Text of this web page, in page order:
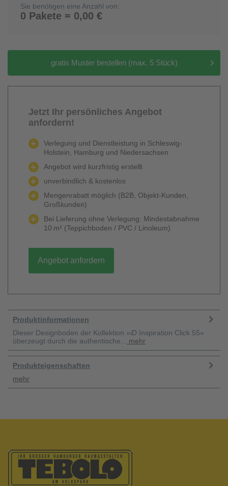
Sie benötigen eine Anzahl von:
0 Pakete = 0,00 €
gratis Muster bestellen (max. 5 Stück)
Jetzt Ihr persönliches Angebot
anfordern!
Verlegung und Dienstleistung in Schleswig-
Holstein, Hamburg und Niedersachsen
Angebot wird kurzfristig erstellt
unverbindlich & kostenlos
Mengenrabatt möglich (B2B, Objekt-Kunden,
Großkunden)
Bei Lieferung ohne Verlegung: Mindestabnahme
10 m² (Teppichboden / PVC / Linoleum)
Angebot anfordern
Produktinformationen
Dieser Designboden der Kollektion »iD Inspiration Click 55«
überzeugt durch die authentische...
mehr
Produkteigenschaften
mehr